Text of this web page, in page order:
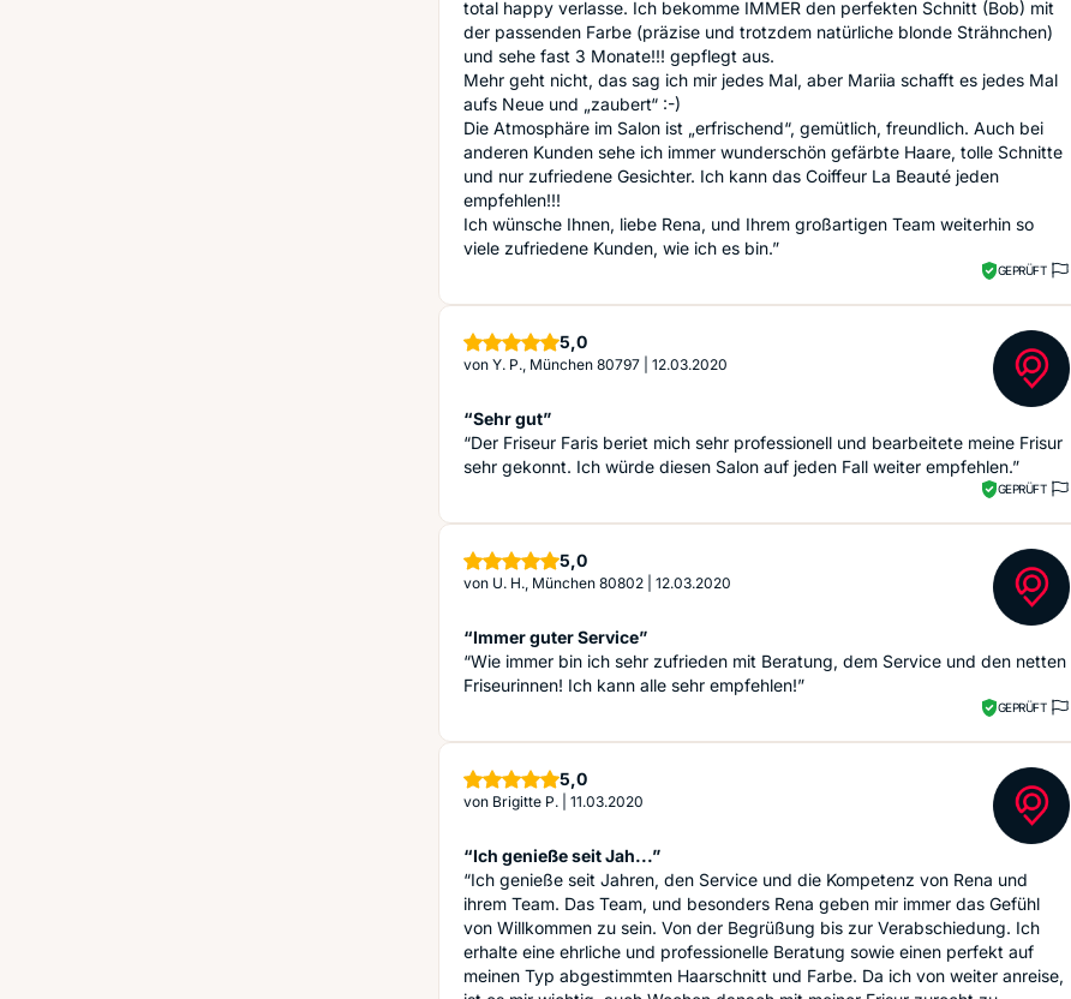
total happy verlasse. Ich bekomme IMMER den perfekten Schnitt (Bob) mit
der passenden Farbe (präzise und trotzdem natürliche blonde Strähnchen)
und sehe fast 3 Monate!!! gepflegt aus.
Mehr geht nicht, das sag ich mir jedes Mal, aber Mariia schafft es jedes Mal
aufs Neue und „zaubert“ :-)
Die Atmosphäre im Salon ist „erfrischend“, gemütlich, freundlich. Auch bei
anderen Kunden sehe ich immer wunderschön gefärbte Haare, tolle Schnitte
und nur zufriedene Gesichter. Ich kann das Coiffeur La Beauté jeden
empfehlen!!!
Ich wünsche Ihnen, liebe Rena, und Ihrem großartigen Team weiterhin so
viele zufriedene Kunden, wie ich es bin.”
GEPRÜFT
5,0Sterne
von Y. P., München 80797 12.03.2020
“Sehr gut”
“Der Friseur Faris beriet mich sehr professionell und bearbeitete meine Frisur
sehr gekonnt. Ich würde diesen Salon auf jeden Fall weiter empfehlen.”
GEPRÜFT
5,0Sterne
von U. H., München 80802 12.03.2020
“Immer guter Service”
“Wie immer bin ich sehr zufrieden mit Beratung, dem Service und den netten
Friseurinnen! Ich kann alle sehr empfehlen!”
GEPRÜFT
5,0Sterne
von Brigitte P. 11.03.2020
“Ich genieße seit Jah...”
“Ich genieße seit Jahren, den Service und die Kompetenz von Rena und
ihrem Team. Das Team, und besonders Rena geben mir immer das Gefühl
von Willkommen zu sein. Von der Begrüßung bis zur Verabschiedung. Ich
erhalte eine ehrliche und professionelle Beratung sowie einen perfekt auf
meinen Typ abgestimmten Haarschnitt und Farbe. Da ich von weiter anreise,